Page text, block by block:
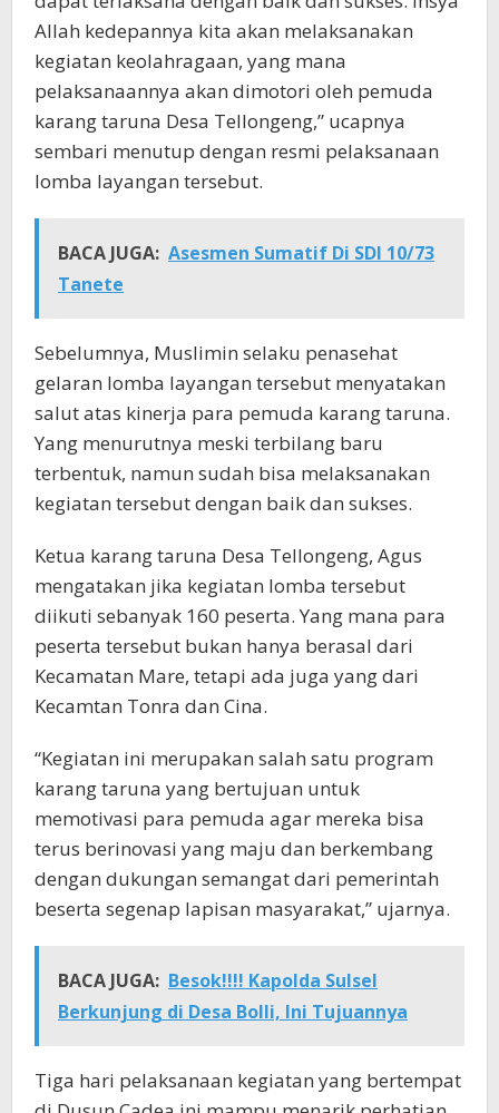
Allah kedepannya kita akan melaksanakan
kegiatan keolahragaan, yang mana
pelaksanaannya akan dimotori oleh pemuda
karang taruna Desa Tellongeng,” ucapnya
sembari menutup dengan resmi pelaksanaan
lomba layangan tersebut.
BACA JUGA: Asesmen Sumatif Di SDI 10/73
Tanete
Sebelumnya, Muslimin selaku penasehat
gelaran lomba layangan tersebut menyatakan
salut atas kinerja para pemuda karang taruna.
Yang menurutnya meski terbilang baru
terbentuk, namun sudah bisa melaksanakan
kegiatan tersebut dengan baik dan sukses.
Ketua karang taruna Desa Tellongeng, Agus
mengatakan jika kegiatan lomba tersebut
diikuti sebanyak 160 peserta. Yang mana para
peserta tersebut bukan hanya berasal dari
Kecamatan Mare, tetapi ada juga yang dari
Kecamtan Tonra dan Cina.
“Kegiatan ini merupakan salah satu program
karang taruna yang bertujuan untuk
memotivasi para pemuda agar mereka bisa
terus berinovasi yang maju dan berkembang
dengan dukungan semangat dari pemerintah
beserta segenap lapisan masyarakat,” ujarnya.
BACA JUGA: Besok!!!! Kapolda Sulsel
Berkunjung di Desa Bolli, Ini Tujuannya
Tiga hari pelaksanaan kegiatan yang bertempat